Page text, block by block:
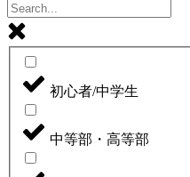
初心者/中学生
中等部・高等部